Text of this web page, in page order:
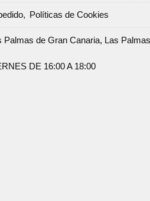
Políticas de Cookies
de Gran Canaria, Las
DE 16:00 A 18:00